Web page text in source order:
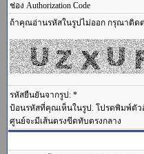
ช่อง Authorization Code
ถ้าคุณอ่านรหัสในรูปไม่ออก กรุณาติด
รหัสยืนยันจากรูป: *
ป้อนรหัสที่คุณเห็นในรูป. โปรดพิมพ์ตัว
ศูนย์จะมีเส้นตรงขีดทับตรงกลาง